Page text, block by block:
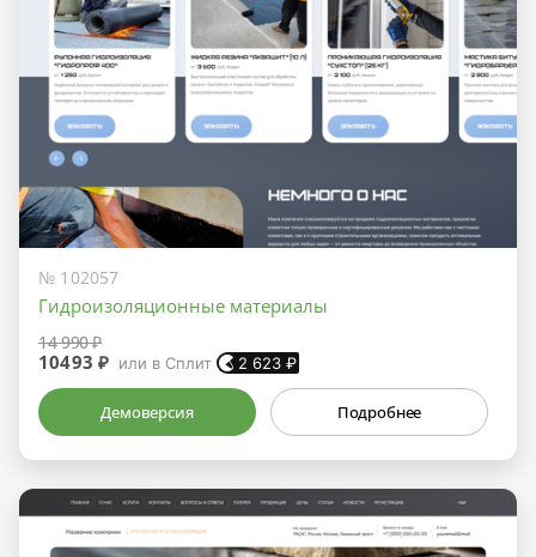
№ 102057
Гидроизоляционные материалы
14 990 ₽
10493 ₽ или в Сплит 2 623 ₽
Демоверсия Подробнее